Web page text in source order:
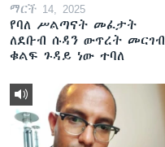
ማርች 14, 2025
የባለ ሥልጣናት መፈታት
ለደቡብ ሱዳን ውጥረት መርገብ
ቁልፍ ጉዳይ ነው ተባለ